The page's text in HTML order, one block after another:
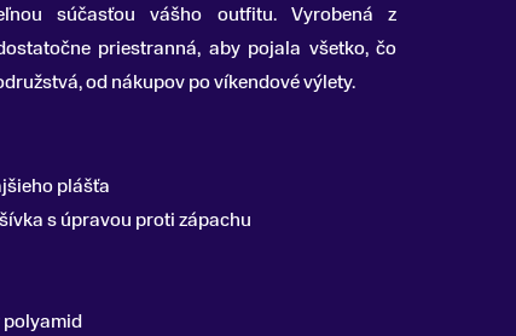
súčasťou vášho outfitu. Vyrobená z
priestranná, aby pojala všetko, čo
od nákupov po víkendové výlety.
plášťa
s úpravou proti zápachu
polyamid